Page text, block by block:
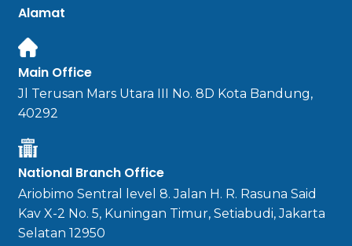
Alamat
Main Office
Jl Terusan Mars Utara III No. 8D Kota Bandung,
40292
National Branch Office
Ariobimo Sentral level 8. Jalan H. R. Rasuna Said
Kav X-2 No. 5, Kuningan Timur, Setiabudi, Jakarta
Selatan 12950